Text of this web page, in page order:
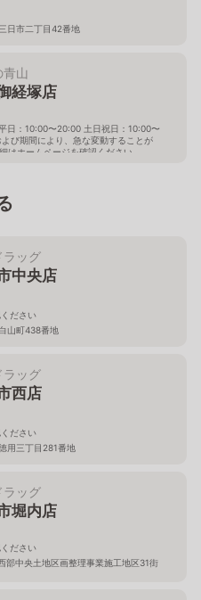
日市二丁目42番地
青山
経塚店
日：10:00〜20:00 土日祝日：10:00〜
び期間により、急な変動することが
はホームページを確認ください
ラッグ
中央店
ださい
山町438番地
ラッグ
西店
ださい
用三丁目281番地
ラッグ
堀内店
ださい
部中央土地区画整理事業施工地区31街